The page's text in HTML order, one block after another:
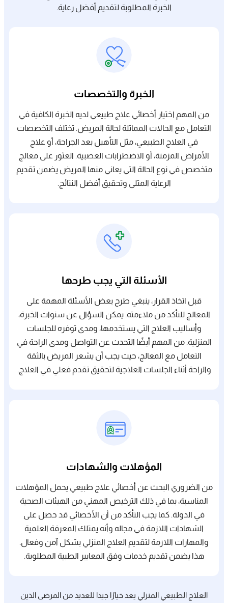
الخبرة المطلوبة لتقديم أفضل رعاية.
الخبرة والتخصصات
من المهم اختيار أخصائي علاج طبيعي لديه الخبرة الكافية في
التعامل مع الحالات المماثلة لحالة المريض. تختلف التخصصات
في العلاج الطبيعي، مثل التأهيل بعد الجراحة، أو علاج
الأمراض المزمنة، أو الاضطرابات العصبية. العثور على معالج
متخصص في نوع الحالة التي يعاني منها المريض يضمن تقديم
الرعاية المثلى وتحقيق أفضل النتائج.
الأسئلة التي يجب طرحها
قبل اتخاذ القرار، ينبغي طرح بعض الأسئلة المهمة على
المعالج للتأكد من ملاءمته. يمكن السؤال عن سنوات الخبرة،
وأساليب العلاج التي يستخدمها، ومدى توفره للجلسات
المنزلية. من المهم أيضًا التحدث عن التواصل ومدى الراحة في
التعامل مع المعالج، حيث يجب أن يشعر المريض بالثقة
والراحة أثناء الجلسات العلاجية لتحقيق تقدم فعلي في العلاج.
المؤهلات والشهادات
من الضروري البحث عن أخصائي علاج طبيعي يحمل المؤهلات
المناسبة، بما في ذلك الترخيص المهني من الهيئات الصحية
في الدولة. كما يجب التأكد من أن الأخصائي قد حصل على
الشهادات اللازمة في مجاله وأنه يمتلك المعرفة العلمية
والمهارات اللازمة لتقديم العلاج المنزلي بشكل آمن وفعال.
هذا يضمن تقديم خدمات وفق المعايير الطبية المطلوبة.
العلاج الطبيعي المنزلي يعد خيارًا جيدا للعديد من المرضى الذين